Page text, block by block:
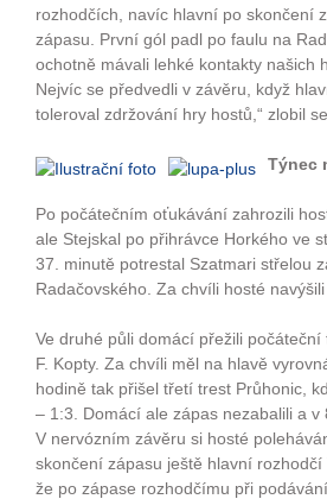
rozhodčích, navíc hlavní po skončení
zápasu. První gól padl po faulu na
ochotně mávali lehké kontakty našich
Nejvíc se předvedli v závěru, když
toleroval zdržování hry hostů,“ zlobil
Týnec
Po počátečním oťukávání zahrozili
ale Stejskal po přihrávce Horkého ve
37. minutě potrestal Szatmari střelou
Radačovského. Za chvíli hosté
Ve druhé půli domácí přežili
F. Kopty. Za chvíli měl na hlavě
hodině tak přišel třetí trest Průhonic,
– 1:3. Domácí ale zápas nezabalili a
V nervózním závěru si hosté
skončení zápasu ještě hlavní
že po zápase rozhodčímu při